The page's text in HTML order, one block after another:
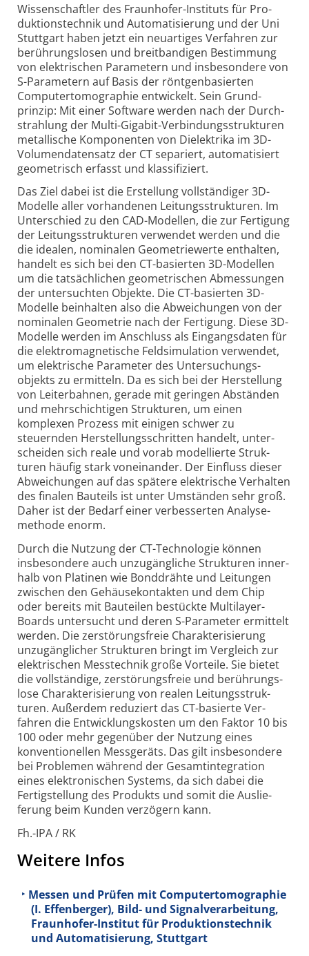
Wissenschaftler des Fraunhofer-Instituts für Pro­
duktions­technik und Auto­mati­sierung und der Uni
Stutt­gart haben jetzt ein neu­artiges Ver­fahren zur
berüh­rungs­losen und breit­bandigen Bestim­mung
von elek­tri­schen Para­metern und insbe­sondere von
S-Para­metern auf Basis der röntgen­basierten
Computer­tomo­graphie ent­wickelt. Sein Grund­
prinzip: Mit einer Soft­ware werden nach der Durch­
strah­lung der Multi-Giga­bit-Verbin­dungs­struk­turen
metal­lische Kompo­nenten von Di­elek­trika im 3D-
Volumen­daten­satz der CT sepa­riert, auto­mati­siert
geome­trisch er­fasst und klassi­fi­ziert.
Das Ziel dabei ist die Erstellung vollständiger 3D-
Modelle aller vor­han­denen Leitungs­struk­turen. Im
Unter­schied zu den CAD-Modellen, die zur Ferti­gung
der Leitungs­struk­turen ver­wendet werden und die
die idealen, nomi­nalen Geome­trie­werte ent­halten,
handelt es sich bei den CT-basierten 3D-Modellen
um die tat­säch­lichen geome­trischen Abmes­sungen
der unter­suchten Objekte. Die CT-basierten 3D-
Modelle bein­halten also die Abwei­chungen von der
nomi­nalen Geome­trie nach der Ferti­gung. Diese 3D-
Modelle werden im An­schluss als Ein­gangs­daten für
die elektro­magne­tische Feld­simu­lation ver­wendet,
um elek­trische Para­meter des Unter­suchungs­
objekts zu ermit­teln. Da es sich bei der Her­stel­lung
von Leiter­bahnen, gerade mit geringen Abständen
und mehr­schich­tigen Struk­turen, um einen
komplexen Prozess mit einigen schwer zu
steuernden Herstel­lungs­schritten handelt, unter­
scheiden sich reale und vorab model­lierte Struk­
turen häufig stark vonein­ander. Der Ein­fluss dieser
Abwei­chungen auf das spätere elek­trische Ver­halten
des finalen Bau­teils ist unter Um­ständen sehr groß.
Daher ist der Bedarf einer verbes­serten Analyse­
methode enorm.
Durch die Nutzung der CT-Technologie können
insbesondere auch unzu­gäng­liche Struk­turen inner­
halb von Platinen wie Bond­drähte und Leitungen
zwischen den Gehäuse­kontakten und dem Chip
oder bereits mit Bau­teilen bestückte Multi­layer-
Boards unter­sucht und deren S-Para­meter ermit­telt
werden. Die zerstö­rungs­freie Charak­teri­sierung
unzu­gäng­licher Struk­turen bringt im Ver­gleich zur
elek­trischen Mess­technik große Vor­teile. Sie bietet
die voll­stän­dige, zerstö­rungs­freie und berüh­rungs­
lose Charak­teri­sierung von realen Leitungs­struk­
turen. Außer­dem redu­ziert das CT-basierte Ver­
fahren die Entwick­lungs­kosten um den Faktor 10 bis
100 oder mehr gegen­über der Nutzung eines
konven­tio­nellen Mess­geräts. Das gilt insbe­sondere
bei Problemen während der Gesamt­inte­gra­tion
eines elek­tro­nischen Systems, da sich dabei die
Fertig­stellung des Produkts und somit die Aus­lie­
ferung beim Kunden ver­zögern kann.
Fh.-IPA / RK
Weitere Infos
Messen und Prüfen mit Computertomographie
(I. Effenberger), Bild- und Signalverarbeitung,
Fraunhofer-Institut für Produktionstechnik
und Automatisierung, Stuttgart